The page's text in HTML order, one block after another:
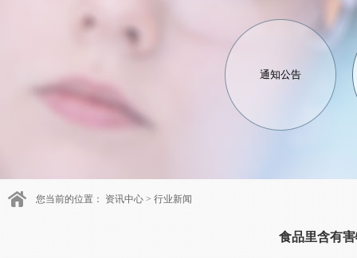
通知公告
您当前的位置： 资讯中心 > 行业新闻
食品里含有